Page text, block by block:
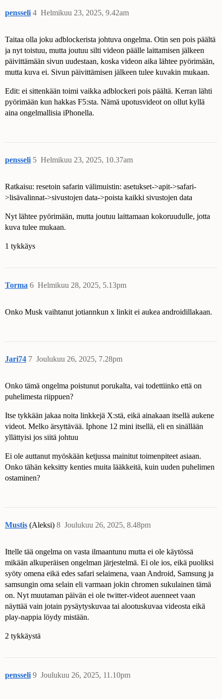
pensseli Helmikuu 23, 2025, 9.42am
4
Taitaa olla joku adblockerista johtuva ongelma. Otin sen pois päältä
ja nyt toistuu, mutta joutuu silti videon päälle laittamisen jälkeen
päivittämään sivun uudestaan, koska videon aika lähtee pyörimään,
mutta kuva ei. Sivun päivittämisen jälkeen tulee kuvakin mukaan.
Edit: ei sittenkään toimi vaikka adblockeri pois päältä. Kerran lähti
pyörimään kun hakkas F5:sta. Nämä upotusvideot on ollut kyllä
aina ongelmallisia iPhonella.
pensseli Helmikuu 23, 2025, 10.37am
5
Ratkaisu: resetoin safarin välimuistin: asetukset->apit->safari-
>lisävalinnat->sivustojen data->poista kaikki sivustojen data
Nyt lähtee pyörimään, mutta joutuu laittamaan kokoruudulle, jotta
kuva tulee mukaan.
1 tykkäys
Torma Helmikuu 28, 2025, 5.13pm
6
Onko Musk vaihtanut jotiannkun x linkit ei aukea androidillakaan.
Jari74 Joulukuu 26, 2025, 7.28pm
7
Onko tämä ongelma poistunut porukalta, vai todettiinko että on
puhelimesta riippuen?
Itse tykkään jakaa noita linkkejä X:stä, eikä ainakaan itsellä aukene
videot. Melko ärsyttävää. Iphone 12 mini itsellä, eli en sinällään
yllättyisi jos siitä johtuu
Ei ole auttanut myöskään ketjussa mainitut toimenpiteet asiaan.
Onko tähän keksitty kenties muita lääkkeitä, kuin uuden puhelimen
ostaminen?
Mustis (Aleksi) Joulukuu 26, 2025, 8.48pm
8
Ittelle tää ongelma on vasta ilmaantunu mutta ei ole käytössä
mikään alkuperäisen ongelman järjestelmä. Ei ole ios, eikä puoliksi
syöty omena eikä edes safari selaimena, vaan Android, Samsung ja
samsungin oma selain eli varmaan jokin chromen sukulainen tämä
on. Nyt muutaman päivän ei ole twitter-videot auenneet vaan
näyttää vain jotain pysäytyskuvaa tai alootuskuvaa videosta eikä
play-nappia löydy mistään.
2 tykkäystä
pensseli Joulukuu 26, 2025, 11.10pm
9